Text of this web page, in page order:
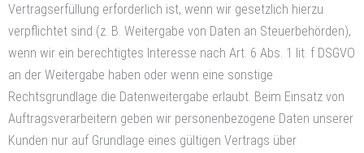
Vertragserfüllung erforderlich ist, wenn wir gesetzlich hierzu
verpflichtet sind (z. B. Weitergabe von Daten an Steuerbehörden),
wenn wir ein berechtigtes Interesse nach Art. 6 Abs. 1 lit. f DSGVO
an der Weitergabe haben oder wenn eine sonstige
Rechtsgrundlage die Datenweitergabe erlaubt. Beim Einsatz von
Auftragsverarbeitern geben wir personenbezogene Daten unserer
Kunden nur auf Grundlage eines gültigen Vertrags über